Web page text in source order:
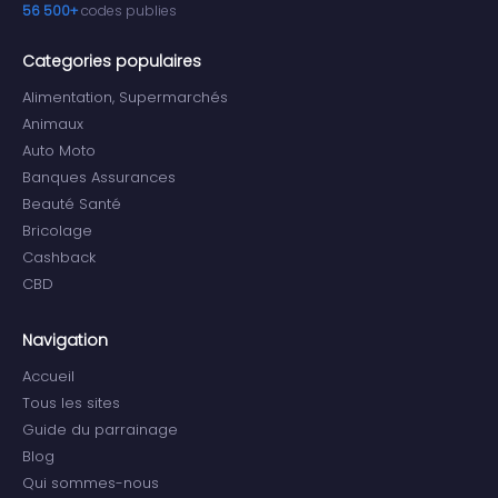
56 500+codes publies
Categories populaires
Alimentation, Supermarchés
Animaux
Auto Moto
Banques Assurances
Beauté Santé
Bricolage
Cashback
CBD
Navigation
Accueil
Tous les sites
Guide du parrainage
Blog
Qui sommes-nous